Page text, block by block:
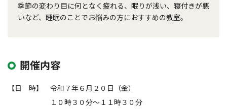
季節の変わり目に何となく疲れる、眠りが浅い、寝付きが悪
いなど、睡眠のことでお悩みの方におすすめの教室。
開催内容
【日 時】 令和７年６月２０日（金）
１０時３０分～１１時３０分